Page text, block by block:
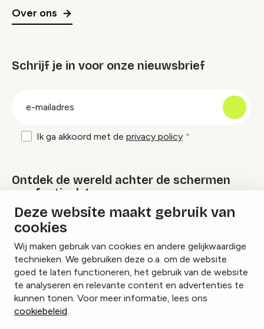
Deze website maakt gebruik van
cookies
Wij maken gebruik van cookies en andere gelijkwaardige
technieken. We gebruiken deze o.a. om de website
goed te laten functioneren, het gebruik van de website
te analyseren en relevante content en advertenties te
kunnen tonen. Voor meer informatie, lees ons
cookiebeleid.
Over ons
Schrijf je in voor onze nieuwsbrief
Ik ga akkoord met de privacy policy
Ontdek de wereld achter de schermen
van festivals!
Lees onze Festival Specials
InstagramFacebookLinkedIn